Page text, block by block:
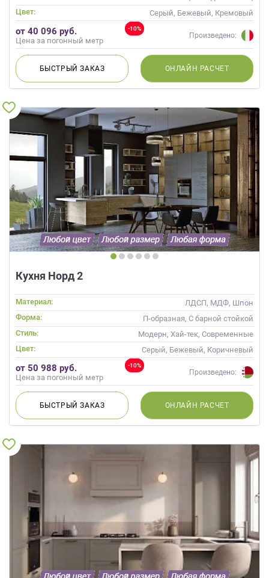
Неоклассика
Цвет: Серый, Бежевый, Кремовый
-10%
от 40 096 руб.
Цена за погонный метр
Произведено:
БЫСТРЫЙЗАКАЗ ОНЛАЙН РАСЧЕТ
Кухня Норд 2
Материал:
ЛДСП, МДФ, Шпон
Форма:
П-образная, С барной стойкой
Стиль:
Модерн, Хай-тек, Современные
Цвет:
Серый, Бежевый, Коричневый
-10%
от 50 988 руб.
Цена за погонный метр
Произведено:
БЫСТРЫЙЗАКАЗ ОНЛАЙН РАСЧЕТ